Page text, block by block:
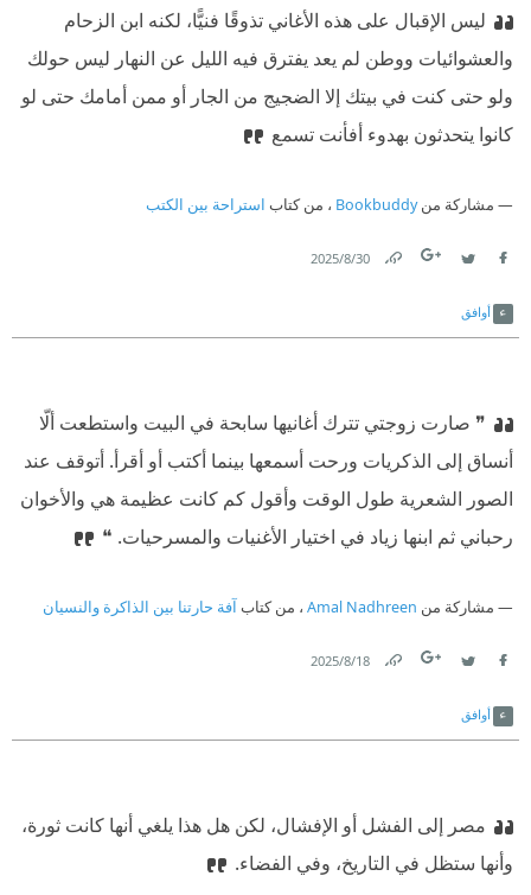
ليس الإقبال على هذه الأغاني تذوقًا فنيًّا، لكنه ابن الزحام
والعشوائيات ووطن لم يعد يفترق فيه الليل عن النهار ليس حولك
ولو حتى كنت في بيتك إلا الضجيج من الجار أو ممن أمامك حتى لو
كانوا يتحدثون بهدوء أفأنت تسمع
مشاركة منBookbuddy ، من كتاب استراحة بين الكتب
30‏/8‏/2025
أوافق
❞ صارت زوجتي تترك أغانيها سابحة في البيت واستطعت ألّا
أنساق إلى الذكريات ورحت أسمعها بينما أكتب أو أقرأ. أتوقف عند
الصور الشعرية طول الوقت وأقول كم كانت عظيمة هي والأخوان
رحباني ثم ابنها زياد في اختيار الأغنيات والمسرحيات. ❝
مشاركة من Amal Nadhreen ، من كتاب آفة حارتنا بين الذاكرة والنسيان
18‏/8‏/2025
أوافق
مصر إلى الفشل أو الإفشال، لكن هل هذا يلغي أنها كانت ثورة،
وأنها ستظل في التاريخ، وفي الفضاء.